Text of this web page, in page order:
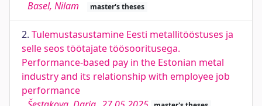
Basel, Nilam
master's theses
2. Tulemustasustamine Eesti metallitööstuses ja
selle seos töötajate töösooritusega.
Performance-based pay in the Estonian metal
industry and its relationship with employee job
performance